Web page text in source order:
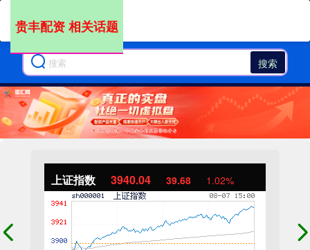
搜索
上证指数 3940.04 39.68 1.02%
贵丰配资 相关话题